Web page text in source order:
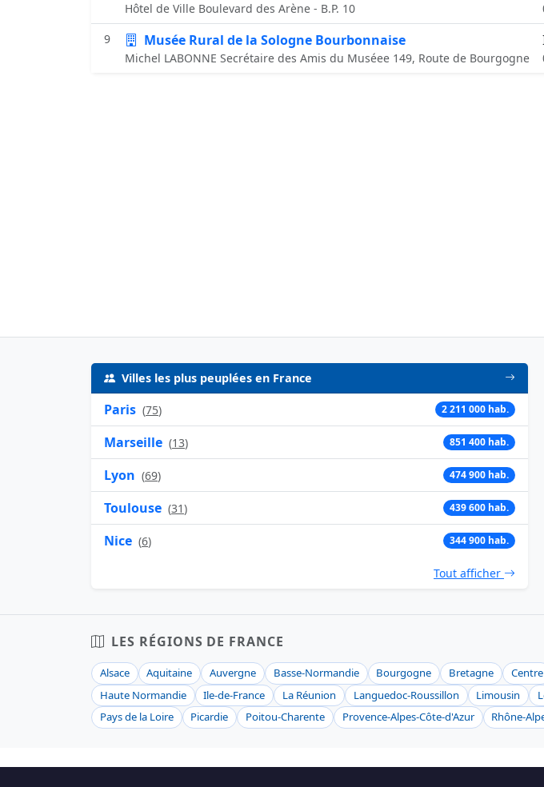
Hôtel de Ville Boulevard des Arène - B.P. 10
9 Musée Rural de la Sologne Bourbonnaise
Michel LABONNE Secrétaire des Amis du Muséee 149, Route de Bourgogne
Villes les plus peuplées en France
Paris (75) 2 211 000 hab.
Marseille (13) 851 400 hab.
Lyon (69) 474 900 hab.
Toulouse (31) 439 600 hab.
Nice (6) 344 900 hab.
Tout afficher
LES RÉGIONS DE FRANCE
Alsace Aquitaine Auvergne Basse-Normandie Bourgogne Bretagne Centre
Haute Normandie
Ile-de-France La Réunion Languedoc-Roussillon Limousin
Pays de la Loire
Picardie Poitou-Charente Provence-Alpes-Côte-d'Azur Rhône-